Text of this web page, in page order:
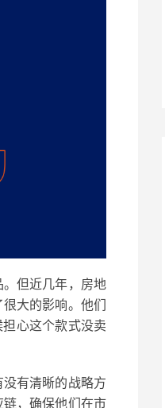
但近几年，房地
大的影响。 他们
心这个款式没卖
没有清晰的战略方
，确保他们在市